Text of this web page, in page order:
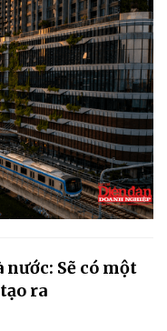
Sẽ có một
ra